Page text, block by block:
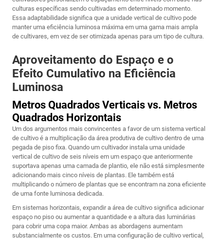
culturas específicas sendo cultivadas em determinado momento.
Essa adaptabilidade significa que a unidade vertical de cultivo pode
manter uma eficiência luminosa máxima em uma gama mais ampla
de cultivares, em vez de ser otimizada apenas para um tipo de cultura.
Aproveitamento do Espaço e o
Efeito Cumulativo na Eficiência
Luminosa
Metros Quadrados Verticais vs. Metros
Quadrados Horizontais
Um dos argumentos mais convincentes a favor de um sistema vertical
de cultivo é a multiplicação da área produtiva de cultivo dentro de uma
pegada de piso fixa. Quando um cultivador instala uma unidade
vertical de cultivo de seis níveis em um espaço que anteriormente
suportava apenas uma camada de plantio, ele não está simplesmente
adicionando mais cinco níveis de plantas. Ele também está
multiplicando o número de plantas que se encontram na zona eficiente
de uma fonte luminosa dedicada.
Em sistemas horizontais, expandir a área de cultivo significa adicionar
espaço no piso ou aumentar a quantidade e a altura das luminárias
para cobrir uma copa maior. Ambas as abordagens aumentam
substancialmente os custos. Em uma configuração de cultivo vertical,